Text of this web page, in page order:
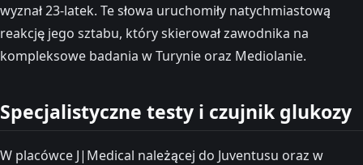
wyznał 23-latek. Te słowa uruchomiły natychmiastową
reakcję jego sztabu, który skierował zawodnika na
kompleksowe badania w Turynie oraz Mediolanie.
Specjalistyczne testy i czujnik glukozy
W placówce J|Medical należącej do Juventusu oraz w